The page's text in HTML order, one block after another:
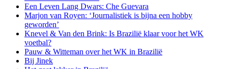
Een Leven Lang Dwars: Che Guevara
Marjon van Royen: ‘Journalistiek is bijna een hobby
geworden’
Knevel & Van den Brink: Is Brazilië klaar voor het WK
voetbal?
Pauw & Witteman over het WK in Brazilië
Bij Jinek